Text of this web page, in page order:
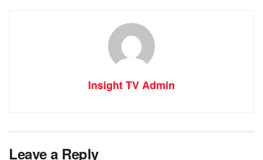
Insight TV Admin
Leave a Reply